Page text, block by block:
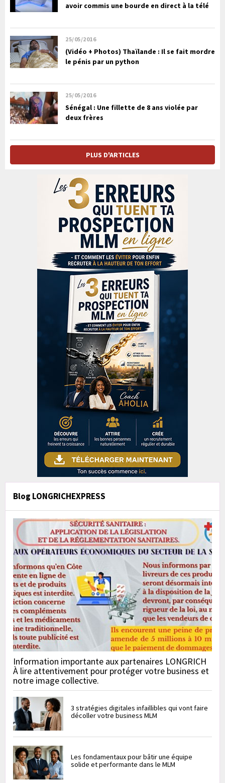
avoir commis une bourde en direct à la télé
25/05/2016
(Vidéo + Photos) Thaïlande : Il se fait mordre
le pénis par un python
25/05/2016
Sénégal : Une fillette de 8 ans violée par
deux frères
PLUS D'ARTICLES
Blog LONGRICHEXPRESS
Information importante aux partenaires LONGRICH
À lire attentivement pour protéger votre business et
notre image collective.
3 stratégies digitales infaillibles qui vont faire
décoller votre business MLM
Les fondamentaux pour bâtir une équipe
solide et performante dans le MLM